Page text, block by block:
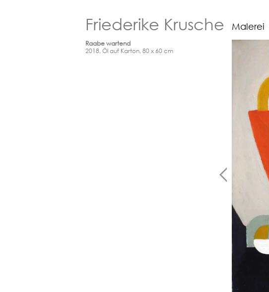
Friederike Krusche Malerei
Raabe wartend
2018, Öl auf Karton, 80 x 60 cm